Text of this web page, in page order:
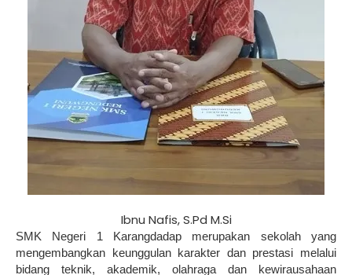
Ibnu Nafis, S.Pd M.Si
SMK Negeri 1 Karangdadap merupakan sekolah yang
mengembangkan keunggulan karakter dan prestasi melalui
bidang teknik, akademik, olahraga dan kewirausahaan